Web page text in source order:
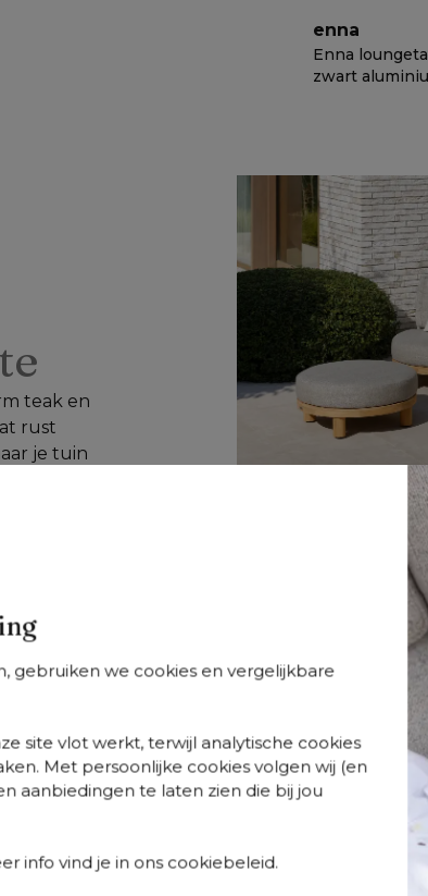
gebruiken we cookies en vergelijkbare
site vlot werkt, terwijl analytische cookies
Met persoonlijke cookies volgen wij (en
aanbiedingen te laten zien die bij jou
info vind je in ons cookiebeleid.
enna
Enna
zwart
teak en
rust
je tuin
Donato
+ varianten
Donato tuinstoel in
Donato
+ varianten
Donato
zwart aluminium
met lopi marble